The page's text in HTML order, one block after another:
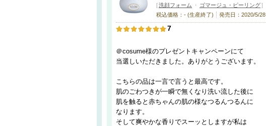
[洗顔フォーム ・ ゴマージュ・ピーリング]
税込価格：- (生産終了)
発売日：2020/5/28
7
＠cosume様のプレゼントキャンペーンにて
当選しいただきました。ありがとうございます。
こちらの品は一言で言うと最高です。
肌のごわつきが一瞬で無くなり洗い流した後に
肌を触ると赤ちゃんの肌の様なつるんつるんに
なります。
そして爽やかな香りでスーッとしますが私は